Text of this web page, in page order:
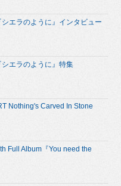
エラのように』インタビュー
エラのように』特集
Nothing's Carved In Stone
Full Album『You need the